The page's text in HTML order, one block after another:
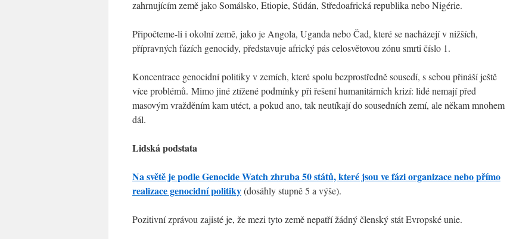
zahrnujícím země jako Somálsko, Etiopie, Súdán, Středoafrická republika nebo Nigérie.
Připočteme-li i okolní země, jako je Angola, Uganda nebo Čad, které se nacházejí v nižších,
přípravných fázích genocidy, představuje africký pás celosvětovou zónu smrti číslo 1.
Koncentrace genocidní politiky v zemích, které spolu bezprostředně sousedí, s sebou přináší ještě
více problémů. Mimo jiné ztížené podmínky při řešení humanitárních krizí: lidé nemají před
masovým vražděním kam utéct, a pokud ano, tak neutíkají do sousedních zemí, ale někam mnohem
dál.
Lidská podstata
Na světě je podle Genocide Watch zhruba 50 států, které jsou ve fázi organizace nebo přímo
realizace genocidní politiky(dosáhly stupně 5 a výše).
Pozitivní zprávou zajisté je, že mezi tyto země nepatří žádný členský stát Evropské unie.